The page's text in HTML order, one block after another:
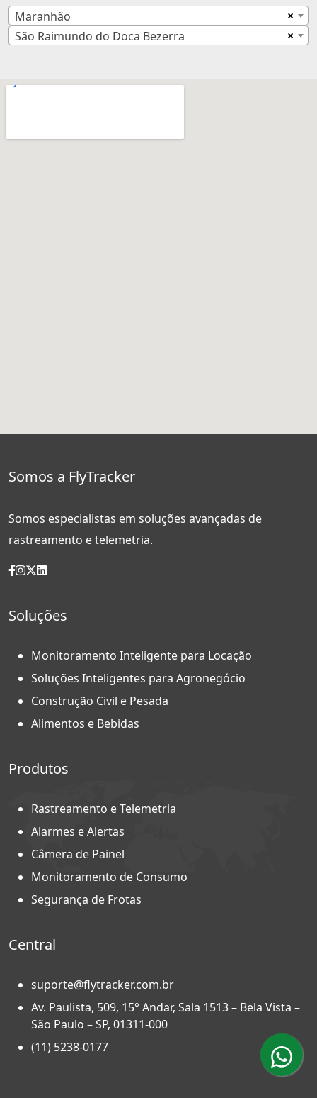
×
Maranhão
×
São Raimundo do Doca Bezerra
Somos a FlyTracker
Somos especialistas em soluções avançadas de
rastreamento e telemetria.
Soluções
Monitoramento Inteligente para Locação
Soluções Inteligentes para Agronegócio
Construção Civil e Pesada
Alimentos e Bebidas
Produtos
Rastreamento e Telemetria
Alarmes e Alertas
Câmera de Painel
Monitoramento de Consumo
Segurança de Frotas
Central
suporte@flytracker.com.br
Av. Paulista, 509, 15° Andar, Sala 1513 – Bela Vista –
São Paulo – SP, 01311-000
(11) 5238-0177